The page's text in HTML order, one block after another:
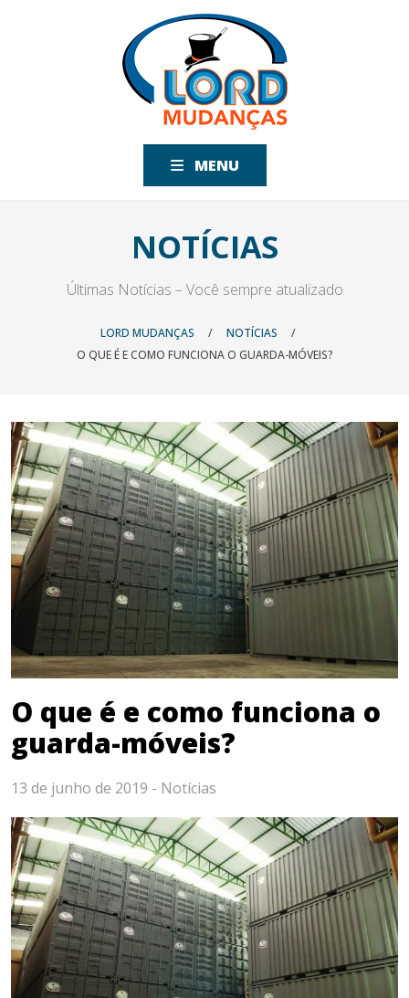
MENU
NOTÍCIAS
Últimas Notícias – Você sempre atualizado
LORD MUDANÇAS / NOTÍCIAS
/
O QUE É E COMO FUNCIONA O GUARDA-MÓVEIS?
O que é e como funciona o
guarda-móveis?
13 de junho de 2019 - Notícias